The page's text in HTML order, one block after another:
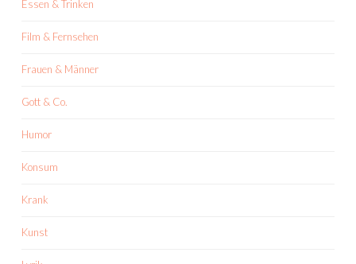
Essen & Trinken
Film & Fernsehen
Frauen & Männer
Gott & Co.
Humor
Konsum
Krank
Kunst